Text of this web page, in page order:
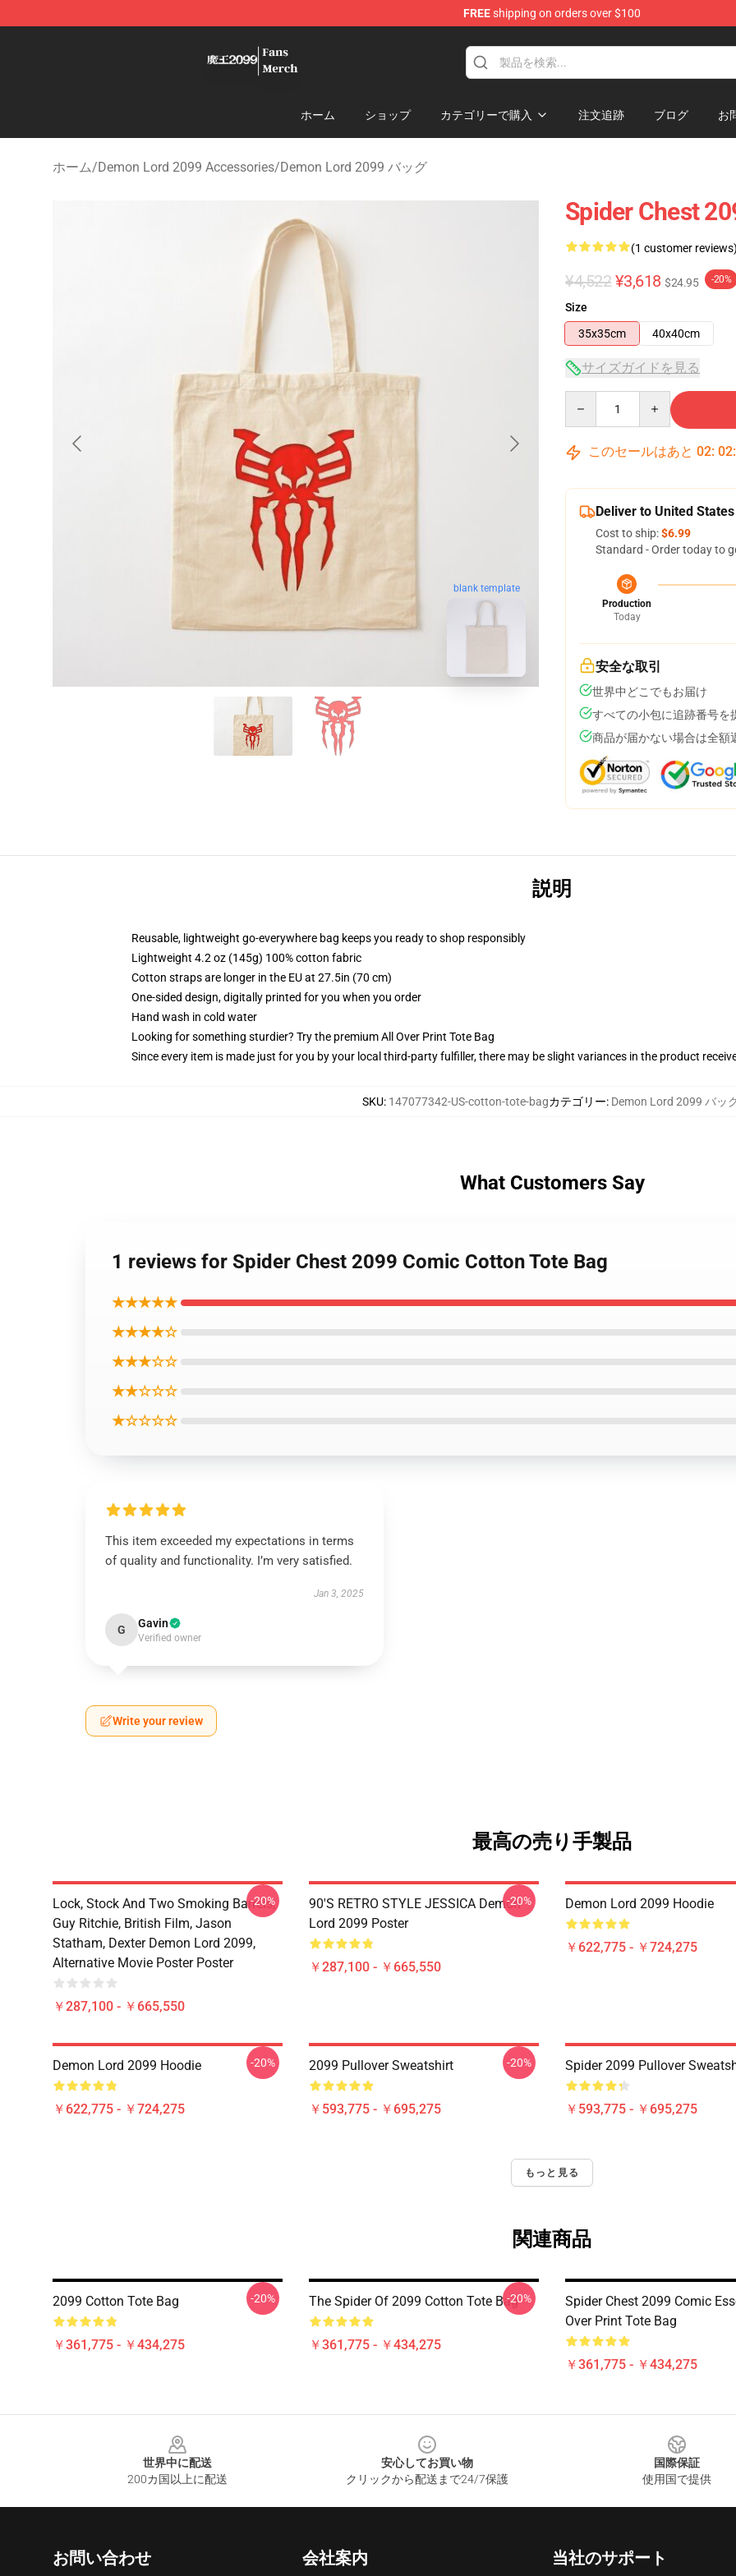
FREEshipping on orders over $100
ホーム ショップ カテゴリーで購入 注文追跡 ブログ お
ホーム/Demon Lord 2099 Accessories/Demon Lord 2099 バッグ
blank template
Spider Chest
(1 customer reviews)
¥4,522 ¥3,618 $24.95 -20%
Size
35x35cm
40x40cm
サイズガイドを見る
このセールはあと 02: 02:
Deliver to United States
Cost to ship:$6.99
Standard - Order today to
Production
Today
安全な取引
世界中どこでもお届け
すべての小包に追跡番号を
商品が届かない場合は全額
説明
Reusable, lightweight go-everywhere bag keeps you ready to shop responsibly
Lightweight 4.2 oz (145g) 100% cotton fabric
Cotton straps are longer in the EU at 27.5in (70 cm)
One-sided design, digitally printed for you when you order
Hand wash in cold water
Looking for something sturdier? Try the premium All Over Print Tote Bag
Since every item is made just for you by your local third-party fulfiller, there may be slight variances in the product
SKU: 147077342-US-cotton-tote-bagカテゴリー: Demon Lord 2099 バッ
What Customers Say
1 reviews for Spider Chest 2099 Comic Cotton Tote Bag
★★★★★
★★★★☆
★★★☆☆
★★☆☆☆
★☆☆☆☆
This item exceeded my expectations in terms
of quality and functionality. I’m very satisfied.
Jan 3, 2025
G Gavin
Verified owner
Write your review
最高の売り手製品
Lock, Stock And Two Smoking Barrels,
Guy Ritchie, British Film, Jason
Statham, Dexter Demon Lord 2099,
Alternative Movie Poster Poster
￥287,100 - ￥665,550
-20%
90'S RETRO STYLE JESSICA Demon
Lord 2099 Poster
￥287,100 - ￥665,550
-20% Demon Lord 2099 Hoodie
￥622,775 - ￥724,275
Demon Lord 2099 Hoodie
￥622,775 - ￥724,275
-20% 2099 Pullover Sweatshirt
￥593,775 - ￥695,275
-20% Spider 2099 Pullover
￥593,775 - ￥695,275
もっと見る
関連商品
2099 Cotton Tote Bag
￥361,775 - ￥434,275
-20% The Spider Of 2099 Cotton Tote Bag
￥361,775 - ￥434,275
-20%
Spider Chest 2099 Comic
Over Print Tote Bag
￥361,775 - ￥434,275
世界中に配送
200カ国以上に配送
安心してお買い物
クリックから配送まで24/7保護
国際保証
使用国で提供
お問い合わせ 会社案内 当社のサポート